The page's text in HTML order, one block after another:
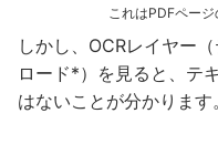
これはPDFペー
しかし、OCRレイヤー
ロード*）を見ると、テ
はないことが分かります。